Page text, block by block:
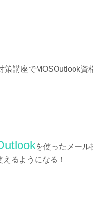
策講座でMOSOutlook資
を使ったメー
えるようになる！